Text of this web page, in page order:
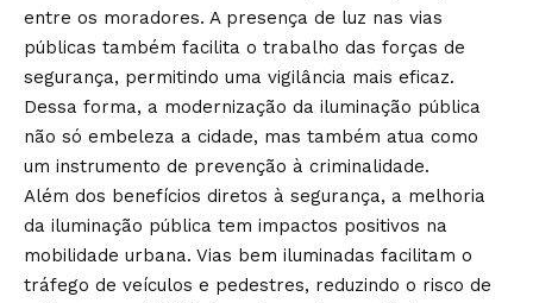
entre os moradores. A presença de luz nas vias
públicas também facilita o trabalho das forças de
segurança, permitindo uma vigilância mais eficaz.
Dessa forma, a modernização da iluminação pública
não só embeleza a cidade, mas também atua como
um instrumento de prevenção à criminalidade.
Além dos benefícios diretos à segurança, a melhoria
da iluminação pública tem impactos positivos na
mobilidade urbana. Vias bem iluminadas facilitam o
tráfego de veículos e pedestres, reduzindo o risco de